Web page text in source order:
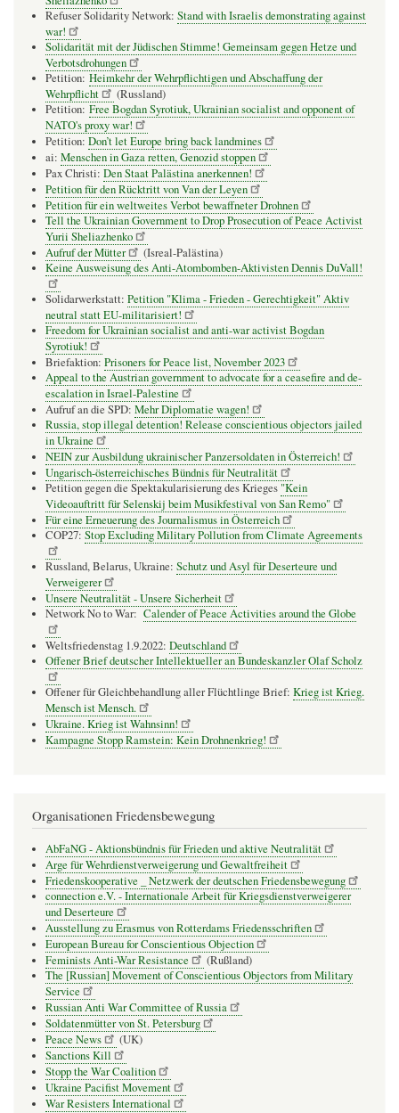
Refuser Solidarity Network: Stand with Israelis demonstrating against
war!
Solidarität mit der Jüdischen Stimme! Gemeinsam gegen Hetze und
Verbotsdrohungen
Petition: Heimkehr der Wehrpflichtigen und Abschaffung der
Wehrpflicht
(Russland)
Petition: Free Bogdan Syrotiuk, Ukrainian socialist and opponent of
NATO's proxy war!
Petition: Don’t let Europe bring back landmines
ai: Menschen in Gaza retten, Genozid stoppen
Pax Christi: Den Staat Palästina anerkennen!
Petition für den Rücktritt von Van der Leyen
Petition für ein weltweites Verbot bewaffneter Drohnen
Tell the Ukrainian Government to Drop Prosecution of Peace Activist
Yurii Sheliazhenko
Aufruf der Mütter
(Isreal-Palästina)
Keine Ausweisung des Anti-Atombomben-Aktivisten Dennis DuVall!
Solidarwerkstatt: Petition "Klima - Frieden - Gerechtigkeit" Aktiv
neutral statt EU-militarisiert!
Freedom for Ukrainian socialist and anti-war activist Bogdan
Syrotiuk!
Briefaktion: Prisoners for Peace list, November 2023
Appeal to the Austrian government to advocate for a ceasefire and de-
escalation in Israel-Palestine
Aufruf an die SPD: Mehr Diplomatie wagen!
Russia, stop illegal detention! Release conscientious objectors jailed
in Ukraine
NEIN zur Ausbildung ukrainischer Panzersoldaten in Österreich!
Ungarisch-österreichisches Bündnis für Neutralität
Petition gegen die Spektakularisierung des Krieges "Kein
Videoauftritt für Selenskij beim Musikfestival von San Remo"
Für eine Erneuerung des Journalismus in Österreich
COP27: Stop Excluding Military Pollution from Climate Agreements
Russland, Belarus, Ukraine: Schutz und Asyl für Deserteure und
Verweigerer
Unsere Neutralität - Unsere Sicherheit
Network No to War: Calender of Peace Activities around the Globe
Weltsfriedenstag 1.9.2022: Deutschland
Offener Brief deutscher Intellektueller an Bundeskanzler Olaf Scholz
Offener für Gleichbehandlung aller Flüchtlinge Brief: Krieg ist Krieg.
Mensch ist Mensch.
Ukraine. Krieg ist Wahnsinn!
Kampagne Stopp Ramstein: Kein Drohnenkrieg!
Organisationen Friedensbewegung
AbFaNG - Aktionsbündnis für Frieden und aktive Neutralität
Arge für Wehrdienstverweigerung und Gewaltfreiheit
Friedenskooperative _ Netzwerk der deutschen Friedensbewegung
connection e.V. - Inter­na­tio­nale Arbeit für Kriegs­dienst­ver­wei­gerer
und Deser­teure
Ausstellung zu Erasmus von Rotterdams Friedensschriften
European Bureau for Conscientious Objection
Feminists Anti-War Resistance
(Rußland)
The [Russian] Movement of Conscientious Objectors from Military
Service
Russian Anti War Committee of Russia
Soldatenmütter von St. Petersburg
Peace News
(UK)
Sanctions Kill
Stopp the War Coalition
Ukraine Pacifist Movement
War Resisters International